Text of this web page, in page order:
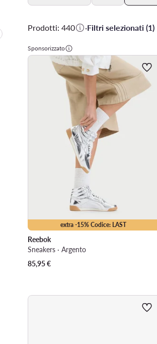
di prodotti:
prodotti:
di prodotti:
di prodotti:
prodotti:
di prodotti:
Prodotti: 440 ·Filtri selezionati (1)
Sponsorizzato
extra -15% Codice: LAST
Reebok
Sneakers · Argento
85,95€